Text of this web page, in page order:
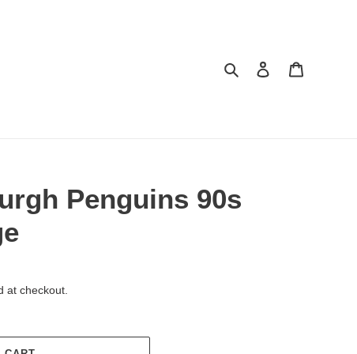
Search Log in
Penguins 90s
at checkout.